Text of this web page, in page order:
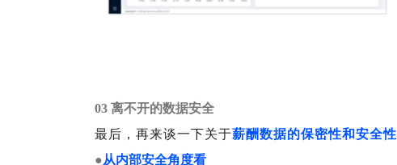
03 离不开的数据安全
最后，再来谈一下关于薪酬数据的保密性和安全性
●从内部安全角度看